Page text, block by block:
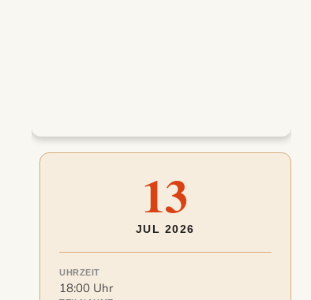
13
JUL 2026
UHRZEIT
18:00 Uhr